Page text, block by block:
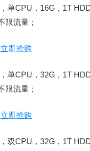
单CPU，16G，1T
限流量；
立即抢购
单CPU，32G，1T
限流量；
立即抢购
双CPU，32G，1T